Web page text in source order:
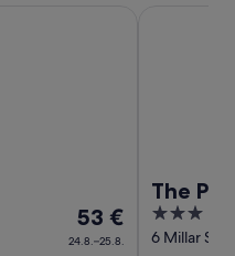
Hinta
on
53 €
24.8.–25.8.
The
3
out
6 Millar